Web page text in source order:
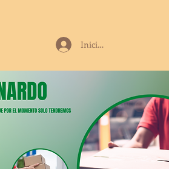
Iniciar sesión